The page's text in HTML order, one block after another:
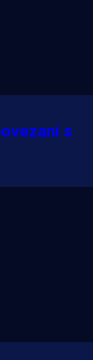
s